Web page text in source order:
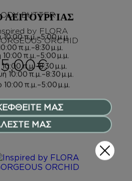
BUTTER
by FLORA
ORCHID
€
ΛΕΙΤΟΥΡΓΙΑΣ
10:00 π.μ.–5:00 μ.μ.
π.μ.–8:30 μ.μ.
10:00 π.μ.–5:00 μ.μ.
10:00 π.μ.–8:30 μ.μ.
10:00 π.μ.–8:30 μ.μ.
10:00 π.μ.–5:00 μ.μ.
ΜΑΣ
ΜΑΣ